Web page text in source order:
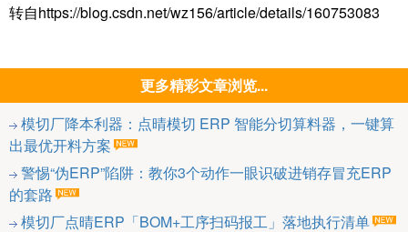
转自​https://blog.csdn.net/wz156/article/details/160753083
更多精彩文章浏览...
模切厂降本利器：点晴模切 ERP 智能分切算料器，一键算
出最优开料方案
警惕“伪ERP”陷阱：教你3个动作一眼识破进销存冒充ERP
的套路
模切厂点晴ERP「BOM+工序扫码报工」落地执行清单